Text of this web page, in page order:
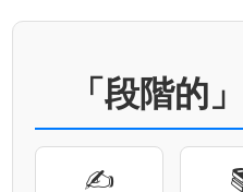
「段階的
✍